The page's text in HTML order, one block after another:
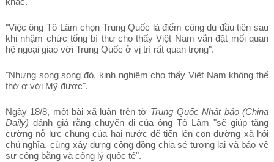
"Việc ông Tô Lâm chọn Trung Quốc là điểm công du đầu tiên sau
khi nhậm chức tổng bí thư cho thấy Việt Nam vẫn đặt mối quan
hệ ngoại giao với Trung Quốc ở vị trí rất quan trọng".
"Nhưng song song đó, kinh nghiệm cho thấy Việt Nam không thể
thờ ơ với Mỹ được".
Ngày 18/8, một bài xã luận trên tờ Trung Quốc Nhật báo (China
Daily) đánh giá rằng chuyến đi của ông Tô Lâm "sẽ giúp tăng
cường nỗ lực chung của hai nước để tiến lên con đường xã hội
chủ nghĩa, cùng xây dựng cộng đồng chia sẻ tương lai và bảo vệ
sự công bằng và công lý quốc tế".